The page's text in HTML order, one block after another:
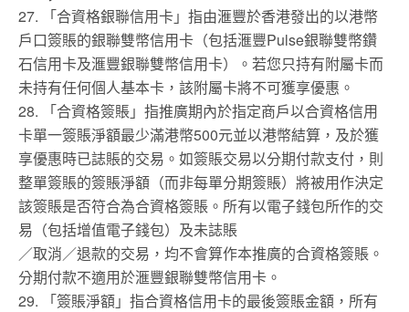
27. 「合資格銀聯信用卡」指由滙豐於香港發出的以港幣
戶口簽賬的銀聯雙幣信用卡（包括滙豐Pulse銀聯雙幣鑽
石信用卡及滙豐銀聯雙幣信用卡）。若您只持有附屬卡而
未持有任何個人基本卡，該附屬卡將不可獲享優惠。
28. 「合資格簽賬」指推廣期內於指定商戶以合資格信用
卡單一簽賬淨額最少滿港幣500元並以港幣結算，及於獲
享優惠時已誌賬的交易。如簽賬交易以分期付款支付，則
整單簽賬的簽賬淨額（而非每單分期簽賬）將被用作決定
該簽賬是否符合為合資格簽賬。所有以電子錢包所作的交
易（包括增值電子錢包）及未誌賬
／取消／退款的交易，均不會算作本推廣的合資格簽賬。
分期付款不適用於滙豐銀聯雙幣信用卡。
29. 「簽賬淨額」指合資格信用卡的最後簽賬金額，所有